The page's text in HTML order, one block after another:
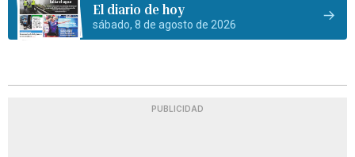
El diario de hoy
sábado, 8 de agosto de 2026
PUBLICIDAD